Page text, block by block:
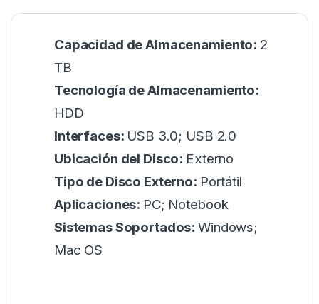
Capacidad de Almacenamiento: 2
TB
Tecnología de Almacenamiento:
HDD
Interfaces: USB 3.0; USB 2.0
Ubicación del Disco: Externo
Tipo de Disco Externo: Portátil
Aplicaciones: PC; Notebook
Sistemas Soportados:Windows;
Mac OS